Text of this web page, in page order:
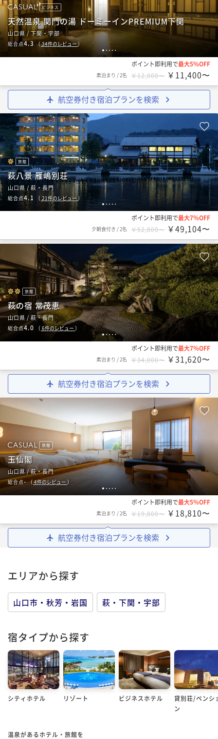
1 2 3 45
ビジネス
天然温泉 関門の湯 ドーミーインPREMIUM下関
山口県 / 下関・宇部
総合点4.3 （34件のレビュー）
ポイント即利用で最大5％OFF
素泊まり /2名 ￥12,000〜 ￥11,400〜
航空券付き宿泊プランを検索
12 3 4 5
旅館
萩八景 雁嶋別荘
山口県 / 萩・長門
総合点4.1 （ 21件のレビュー）
ポイント即利用で最大7％OFF
夕朝食付き /2名 ￥52,800〜 ￥49,104〜
12345
旅館
萩の宿 常茂恵
山口県 / 萩・長門
総合点4.0 （ 6件のレビュー ）
ポイント即利用で最大7％OFF
素泊まり /2名 ￥34,000〜 ￥31,620〜
航空券付き宿泊プランを検索
1 2 3 4 5
旅館
玉仙閣
山口県 / 萩・長門
総合点-（4件のレビュー）
ポイント即利用で最大5％OFF
素泊まり /2名 ￥19,800〜 ￥18,810〜
航空券付き宿泊プランを検索
エリアから探す
山口市・秋芳・岩国 萩・下関・宇部
宿タイプから探す
シティホテル リゾート ビジネスホテル
貸別荘/ペンシ
ン
温泉があるホテル・旅館を